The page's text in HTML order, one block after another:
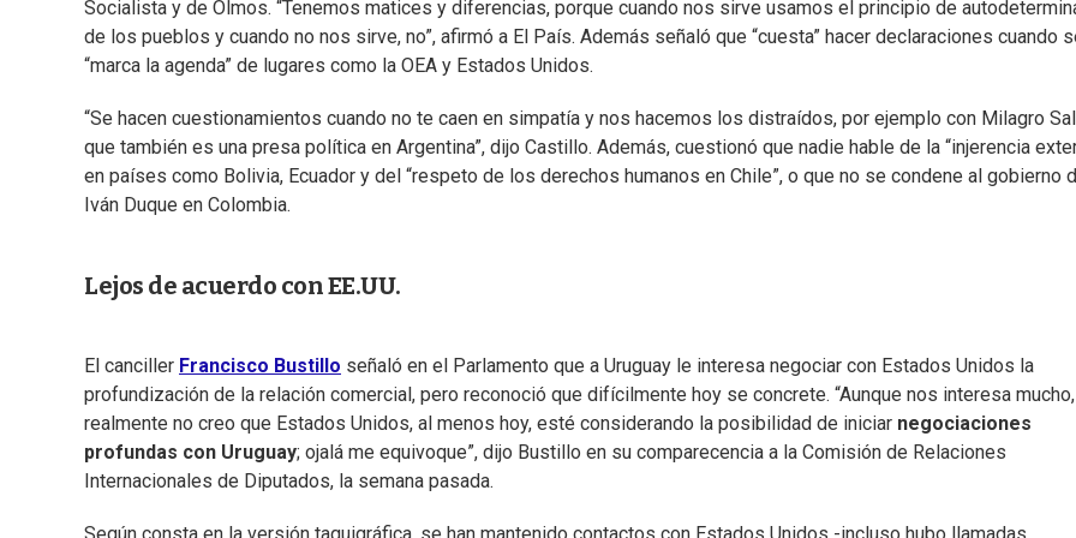
Socialista y de Olmos. “Tenemos matices y diferencias, porque cuando nos sirve usamos el principio de
de los pueblos y cuando no nos sirve, no”, afirmó a El País. Además señaló que “cuesta” hacer declaraciones cuando
“marca la agenda” de lugares como la OEA y Estados Unidos.
“Se hacen cuestionamientos cuando no te caen en simpatía y nos hacemos los distraídos, por ejemplo con Milagro
que también es una presa política en Argentina”, dijo Castillo. Además, cuestionó que nadie hable de la “injerencia
en países como Bolivia, Ecuador y del “respeto de los derechos humanos en Chile”, o que no se condene al gobierno
Iván Duque en Colombia.
Lejos de acuerdo con EE.UU.
El canciller Francisco Bustillo señaló en el Parlamento que a Uruguay le interesa negociar con Estados Unidos la
profundización de la relación comercial, pero reconoció que difícilmente hoy se concrete. “Aunque nos interesa mucho,
realmente no creo que Estados Unidos, al menos hoy, esté considerando la posibilidad de iniciar negociaciones
profundas con Uruguay; ojalá me equivoque”, dijo Bustillo en su comparecencia a la Comisión de Relaciones
Internacionales de Diputados, la semana pasada.